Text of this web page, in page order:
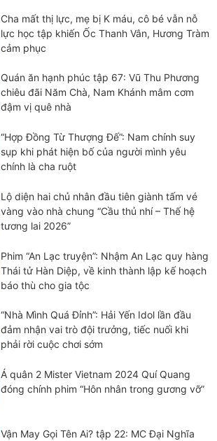
Cha mất thị lực, mẹ bị K máu, cô bé vẫn nỗ
lực học tập khiến Ốc Thanh Vân, Hương Tràm
cảm phục
Quán ăn hạnh phúc tập 67: Vũ Thu Phương
chiêu đãi Năm Chà, Nam Khánh mâm cơm
đậm vị quê nhà
“Hợp Đồng Từ Thượng Đế”: Nam chính suy
sụp khi phát hiện bố của người mình yêu
chính là cha ruột
Lộ diện hai chủ nhân đầu tiên giành tấm vé
vàng vào nhà chung “Cầu thủ nhí – Thế hệ
tương lai 2026”
Phim “An Lạc truyện”: Nhậm An Lạc quy hàng
Thái tử Hàn Diệp, về kinh thành lập kế hoạch
báo thù cho gia tộc
“Nhà Mình Quá Đỉnh”: Hải Yến Idol lần đầu
đảm nhận vai trò đội trưởng, tiếc nuối khi
phải rời cuộc chơi sớm
Á quân 2 Mister Vietnam 2024 Quí Quang
đóng chính phim “Hôn nhân trong gương vỡ”
Vận May Gọi Tên Ai? tập 22: MC Đại Nghĩa